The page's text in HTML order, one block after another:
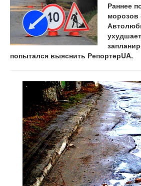
Раннее
морозов
попытался выяснить РепортерUA.